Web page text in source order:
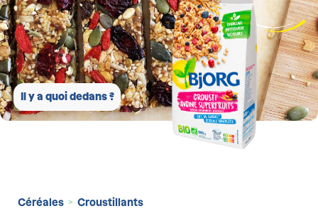
Il y a quoi dedans ?
Céréales > Croustillants